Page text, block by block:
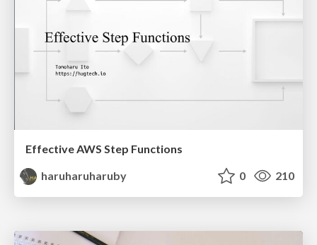
Effective AWS Step Functions
haruharuharuby
0 210